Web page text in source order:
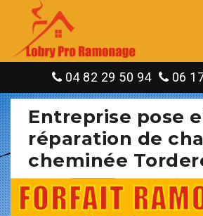
04 82 29 50 94 06
Entreprise pose
réparation de
cheminée